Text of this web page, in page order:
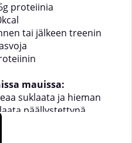
proteiinia
tai jälkeen treenin
mauissa:
suklaata ja hieman
päällystettynä.
makuinen
kookoksen vivahde.